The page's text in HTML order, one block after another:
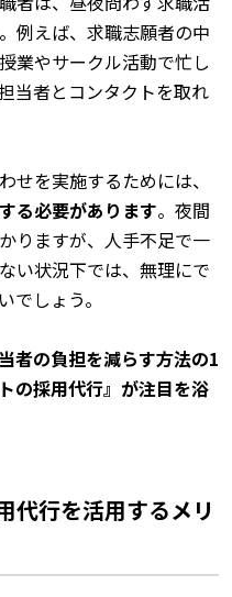
例えば、求職志願者の中
業やサークル活動で忙し
当者とコンタクトを取れ
せを実施するためには、
る必要があります。夜間
りますが、人手不足で一
い状況下では、無理にで
でしょう。
者の負担を減らす方法の1
の採用代行』が注目を浴
代行を活用するメリ